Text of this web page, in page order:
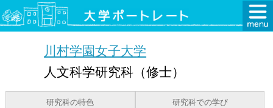
川村学園女子大学
人文科学研究科（修士）
研究科の特色 研究科での学び